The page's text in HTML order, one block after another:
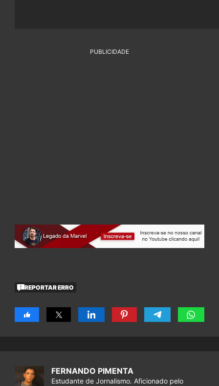
PUBLICIDADE
REPORTAR ERRO
FERNANDO PIMENTA
Estudante de Jornalismo. Aficionado pelo